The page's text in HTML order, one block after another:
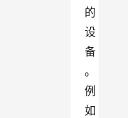
的
设
备
。
例
如